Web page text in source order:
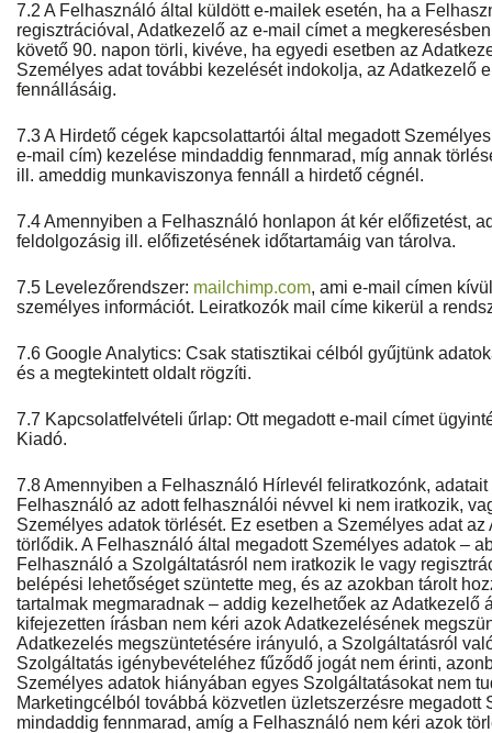
7.2 A Felhasználó által küldött e-mailek esetén, ha a
regisztrációval, Adatkezelő az e-mail címet a
követő 90. napon törli, kivéve, ha egyedi esetben az
Személyes adat további kezelését indokolja, az Adatkezelő
fennállásáig.
7.3 A Hirdető cégek kapcsolattartói által megadott
e-mail cím) kezelése mindaddig fennmarad, míg annak
ill. ameddig munkaviszonya fennáll a hirdető cégnél.
7.4 Amennyiben a Felhasználó honlapon át kér előfizetést,
feldolgozásig ill. előfizetésének időtartamáig van tárolva.
7.5 Levelezőrendszer: mailchimp.com, ami e-mail címen
személyes információt. Leiratkozók mail címe kikerül a
7.6 Google Analytics: Csak statisztikai célból gyűjtünk
és a megtekintett oldalt rögzíti.
7.7 Kapcsolatfelvételi űrlap: Ott megadott e-mail címet
Kiadó.
7.8 Amennyiben a Felhasználó Hírlevél feliratkozónk,
Felhasználó az adott felhasználói névvel ki nem iratkozik,
Személyes adatok törlését. Ez esetben a Személyes adat
törlődik. A Felhasználó által megadott Személyes adatok –
Felhasználó a Szolgáltatásról nem iratkozik le vagy
belépési lehetőséget szüntette meg, és az azokban tárolt
tartalmak megmaradnak – addig kezelhetőek az Adatkezelő
kifejezetten írásban nem kéri azok Adatkezelésének
Adatkezelés megszüntetésére irányuló, a Szolgáltatásról
Szolgáltatás igénybevételéhez fűződő jogát nem érinti,
Személyes adatok hiányában egyes Szolgáltatásokat nem
Marketingcélból továbbá közvetlen üzletszerzésre megadott
mindaddig fennmarad, amíg a Felhasználó nem kéri azok